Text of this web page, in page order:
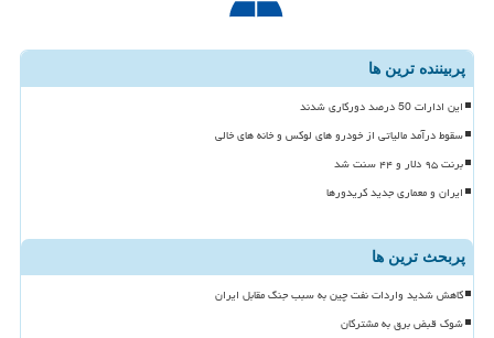
پربیننده ترین ها
این ادارات 50 درصد دورکاری شدند
سقوط درآمد مالیاتی از خودرو های لوکس و خانه های خالی
برنت ۹۵ دلار و ۴۴ سنت شد
ایران و معماری جدید کریدورها
پربحث ترین ها
کاهش شدید واردات نفت چین به سبب جنگ مقابل ایران
شوک قبض برق به مشترکان